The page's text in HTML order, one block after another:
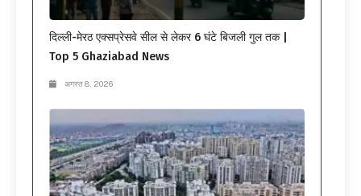
दिल्ली-मेरठ एक्सप्रेसवे सील से लेकर 6 घंटे बिजली गुल तक |
Top 5 Ghaziabad News
अगस्त 8, 2026